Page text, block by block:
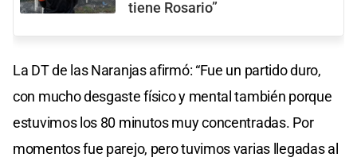
tiene Rosario”
La DT de las Naranjas afirmó: “Fue un partido duro,
con mucho desgaste físico y mental también porque
estuvimos los 80 minutos muy concentradas. Por
momentos fue parejo, pero tuvimos varias llegadas al